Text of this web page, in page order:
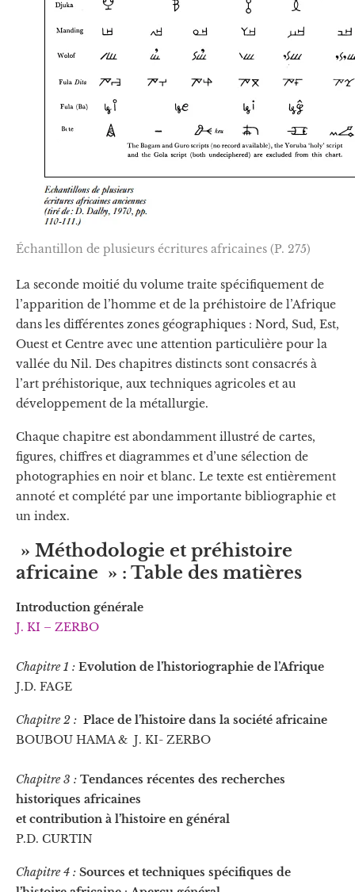
Échantillon de plusieurs écritures africaines (P. 275)
La seconde moitié du volume traite spécifiquement de
l’apparition de l’homme et de la préhistoire de l’Afrique
dans les différentes zones géographiques : Nord, Sud, Est,
Ouest et Centre avec une attention particulière pour la
vallée du Nil. Des chapitres distincts sont consacrés à
l’art préhistorique, aux techniques agricoles et au
développement de la métallurgie.
Chaque chapitre est abondamment illustré de cartes,
figures, chiffres et diagrammes et d’une sélection de
photographies en noir et blanc. Le texte est entièrement
annoté et complété par une importante bibliographie et
un index.
» Méthodologie et préhistoire
africaine » : Table des matières
Introduction générale
J. KI – ZERBO
Chapitre 1 : Evolution de l’historiographie de l’Afrique
J.D. FAGE
Chapitre 2 : Place de l’histoire dans la société africaine
BOUBOU HAMA & J. KI- ZERBO
Chapitre 3 : Tendances récentes des recherches
historiques africaines
et contribution à l’histoire en général
P.D. CURTIN
Chapitre 4 : Sources et techniques spécifiques de